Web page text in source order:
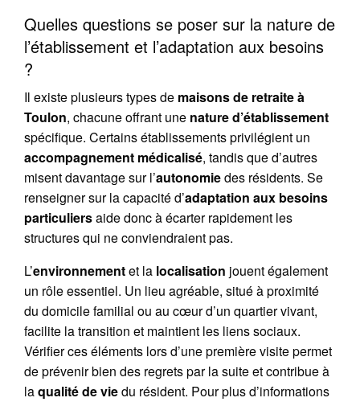
Quelles questions se poser sur la nature de
l’établissement et l’adaptation aux besoins
?
Il existe plusieurs types de maisons de retraite à
Toulon, chacune offrant une nature d’établissement
spécifique. Certains établissements privilégient un
accompagnement médicalisé, tandis que d’autres
misent davantage sur l’autonomiedes résidents. Se
renseigner sur la capacité d’adaptation aux besoins
particuliersaide donc à écarter rapidement les
structures qui ne conviendraient pas.
L’environnementet la localisation jouent également
un rôle essentiel. Un lieu agréable, situé à proximité
du domicile familial ou au cœur d’un quartier vivant,
facilite la transition et maintient les liens sociaux.
Vérifier ces éléments lors d’une première visite permet
de prévenir bien des regrets par la suite et contribue à
laqualité de viedu résident. Pour plus d’informations